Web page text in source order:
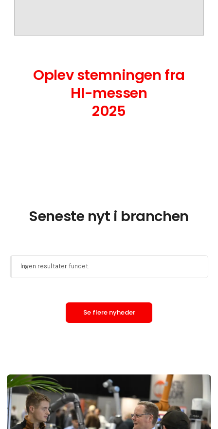
Oplev stemningen fra
HI-messen
2025
Seneste nyt i branchen
Ingen resultater fundet.
Se flere nyheder